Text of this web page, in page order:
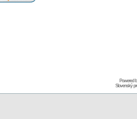
Powered
Slovenský